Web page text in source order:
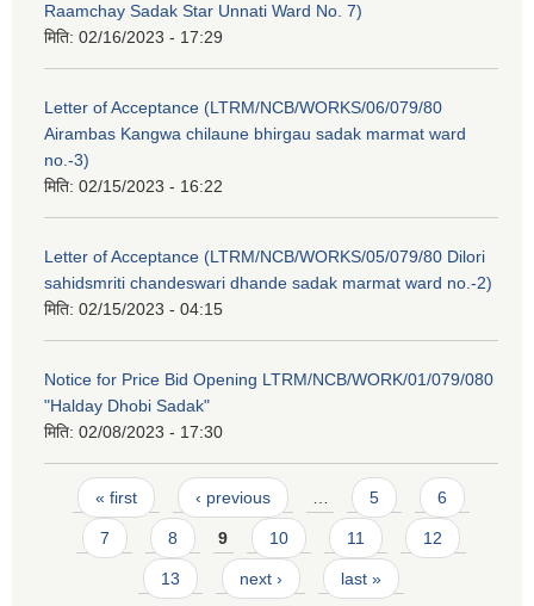
Raamchay Sadak Star Unnati Ward No. 7)
मिति: 02/16/2023 - 17:29
Letter of Acceptance (LTRM/NCB/WORKS/06/079/80
Airambas Kangwa chilaune bhirgau sadak marmat ward
no.-3)
मिति: 02/15/2023 - 16:22
Letter of Acceptance (LTRM/NCB/WORKS/05/079/80 Dilori
sahidsmriti chandeswari dhande sadak marmat ward no.-2)
मिति: 02/15/2023 - 04:15
Notice for Price Bid Opening LTRM/NCB/WORK/01/079/080
"Halday Dhobi Sadak"
मिति: 02/08/2023 - 17:30
Pages
« first ‹ previous 5 6
7 8 9 10 11 12
13 next › last »